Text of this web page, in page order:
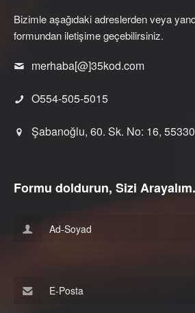
Bizimle aşağıdaki adreslerden veya
formundan iletişime geçebilirsiniz.
merhaba[@]35kod.com
O554-505-5015
Şabanoğlu, 60. Sk. No: 16,
Formu doldurun, Sizi Arayalım.